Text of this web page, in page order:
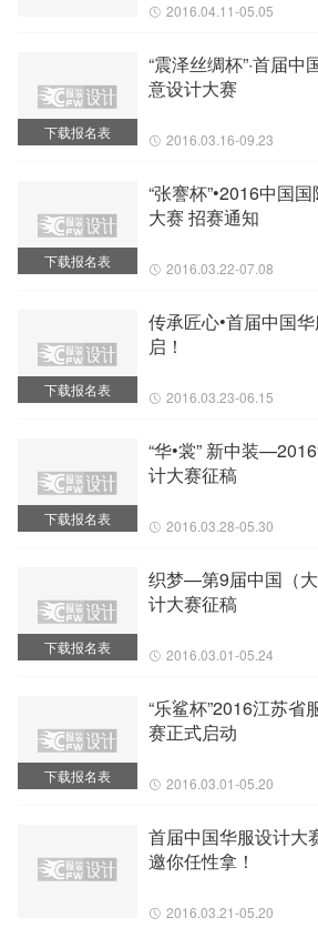
2016.04.11-05.05
下载报名表
“震泽丝绸杯”·首届
意设计大赛
2016.03.16-09.23
下载报名表
“张謇杯”•2016中国
大赛 招赛通知
2016.03.22-07.08
下载报名表
传承匠心•首届中国
启！
2016.03.23-06.15
下载报名表
“华•裳” 新中装
计大赛征稿
2016.03.28-05.30
下载报名表
织梦—第9届中国（
计大赛征稿
2016.03.01-05.24
下载报名表
“乐鲨杯”2016江苏省
赛正式启动
2016.03.01-05.20
首届中国华服设计大
邀你任性拿！
2016.03.21-05.20